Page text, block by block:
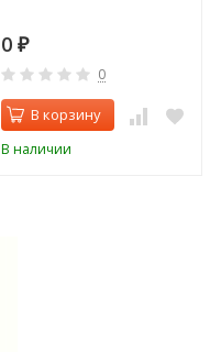
0 ₽
0
В корзину
В наличии